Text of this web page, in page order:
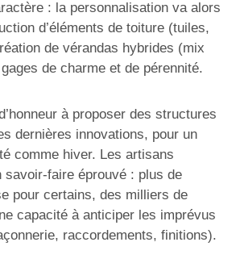
: la personnalisation va alors
d’éléments de toiture (tuiles,
de vérandas hybrides (mix
de charme et de pérennité.
à proposer des structures
dernières innovations, pour un
comme hiver. Les artisans
savoir-faire éprouvé : plus de
pour certains, des milliers de
capacité à anticiper les imprévus
raccordements, finitions).